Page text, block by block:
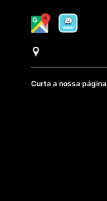
Curta a nossa página